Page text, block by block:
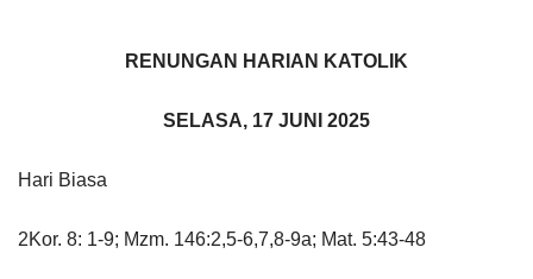
RENUNGAN HARIAN KATOLIK
SELASA, 17 JUNI 2025
Hari Biasa
2Kor. 8: 1-9; Mzm. 146:2,5-6,7,8-9a; Mat. 5:43-48